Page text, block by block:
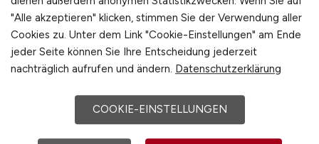
Ausschreibung nicht zwischen Pflegehilfen und
Lageristen platziert, sondern genau dort, wo
Fachkräfte für öffentliche Instandhaltung
suchen.
Beratung anfordern
"Alle akzeptieren" klicken, stimmen Sie der Verwendung aller
Cookies zu. Unter dem Link "Cookie-Einstellungen" am Ende
jeder Seite können Sie Ihre Entscheidung jederzeit
nachträglich aufrufen und ändern. Datenschutzerklärung
COOKIE-EINSTELLUNGEN